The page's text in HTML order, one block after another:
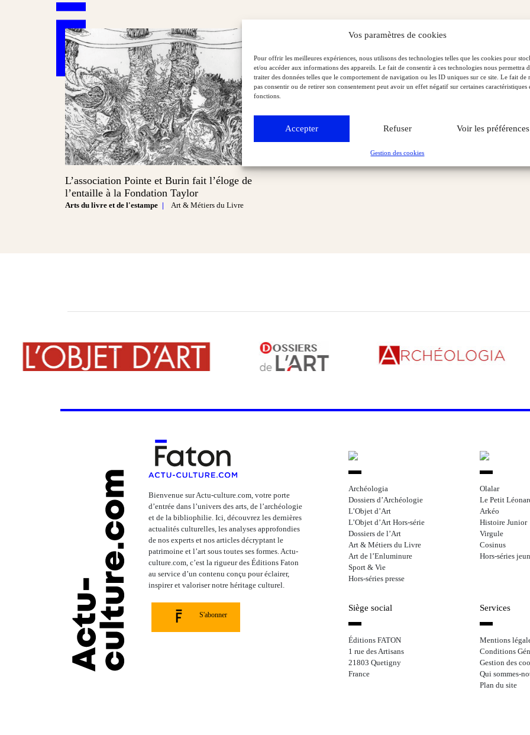
Vos paramètres de cookies
Pour offrir les meilleures expériences, nous utilisons des technologies telles que les cookies pour
et/ou accéder aux informations des appareils. Le fait de consentir à ces technologies nous permettra
traiter des données telles que le comportement de navigation ou les ID uniques sur ce site. Le fait de
pas consentir ou de retirer son consentement peut avoir un effet négatif sur certaines caractéristiques
fonctions.
Accepter Refuser Voir les préférences
Gestion des cookies
L’association Pointe et Burin fait l’éloge de
l’entaille à la Fondation Taylor
Arts du livre et de l'estampe Art & Métiers du Livre
Bienvenue sur Actu-culture.com, votre porte
d’entrée dans l’univers des arts, de l’archéologie
et de la bibliophilie. Ici, découvrez les dernières
actualités culturelles, les analyses approfondies
de nos experts et nos articles décryptant le
patrimoine et l’art sous toutes ses formes. Actu-
culture.com, c’est la rigueur des Éditions Faton
au service d’un contenu conçu pour éclairer,
inspirer et valoriser notre héritage culturel.
S'abonner
Archéologia
Dossiers d’Archéologie
L’Objet d’Art
L’Objet d’Art Hors-série
Dossiers de l’Art
Art & Métiers du Livre
Art de l’Enluminure
Sport & Vie
Hors-séries presse
Olalar
Le Petit
Arkéo
Histoire Junior
Virgule
Cosinus
Hors-séries
Siège social
Éditions FATON
1 rue des Artisans
21803 Quetigny
France
Services
Mentions
Conditions
Gestion des
Qui sommes-
Plan du site